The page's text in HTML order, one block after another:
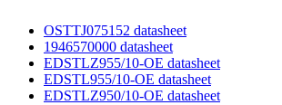
OSTTJ075152 datasheet
1946570000 datasheet
EDSTLZ955/10-OE datasheet
EDSTL955/10-OE datasheet
EDSTLZ950/10-OE datasheet